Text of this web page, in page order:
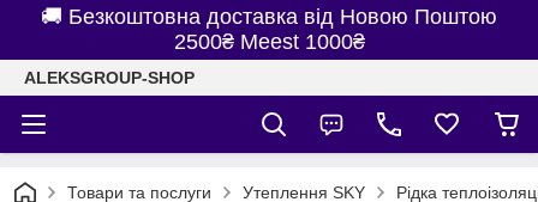
🚚 Безкоштовна доставка від Новою Поштою
2500₴ Meest 1000₴
ALEKSGROUP-SHOP
Товари та послуги Утеплення SKY Рідка